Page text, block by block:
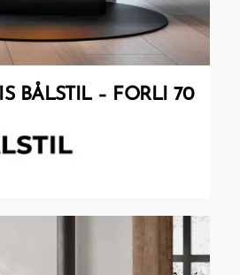
BÅLSTIL – FORLI 70